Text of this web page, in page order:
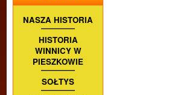
NASZA HISTORIA
HISTORIA
WINNICY W
PIESZKOWIE
SOŁTYS